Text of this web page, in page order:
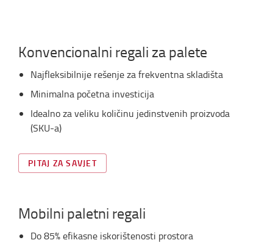
Konvencionalni regali za palete
Najfleksibilnije rešenje za frekventna skladišta
Minimalna početna investicija
Idealno za veliku količinu jedinstvenih proizvoda
(SKU-a)
PITAJ ZA SAVJET
Mobilni paletni regali
Do 85% efikasne iskorištenosti prostora